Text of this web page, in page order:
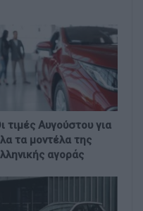
τιμές Αυγούστου για
τα μοντέλα της
αγοράς